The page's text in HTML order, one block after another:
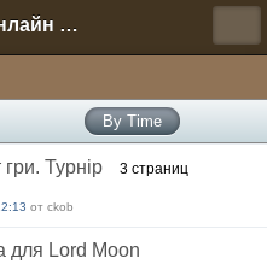
Форум онлайн игры "Новая Эра" (Нюра Биз)
By Time
Турнір 3 страниц
от ckob
для Lord Moon